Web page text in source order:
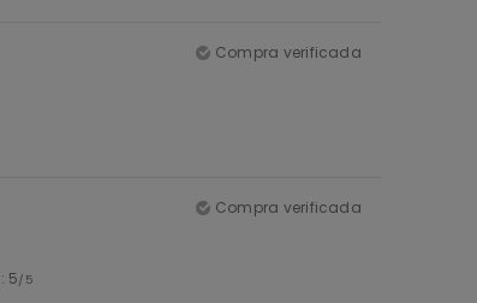
Compra verificada
Compra verificada
: 5/5